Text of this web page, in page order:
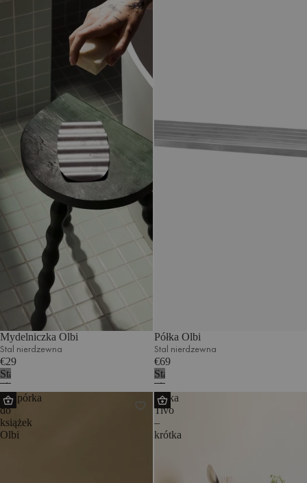
Mydelniczka Olbi
Stal nierdzewna
€29
Stal
nierdzewna
Półka Olbi
Stal nierdzewna
€69
Stal
nierdzewna
Podpórka
do
książek
Olbi
Półka
Tivo
–
krótka